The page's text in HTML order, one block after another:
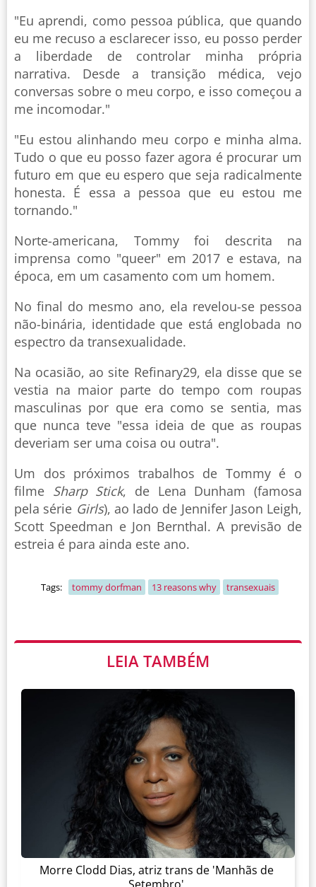
"Eu aprendi, como pessoa pública, que quando
eu me recuso a esclarecer isso, eu posso perder
a liberdade de controlar minha própria
narrativa. Desde a transição médica, vejo
conversas sobre o meu corpo, e isso começou a
me incomodar."
"Eu estou alinhando meu corpo e minha alma.
Tudo o que eu posso fazer agora é procurar um
futuro em que eu espero que seja radicalmente
honesta. É essa a pessoa que eu estou me
tornando."
Norte-americana, Tommy foi descrita na
imprensa como "queer" em 2017 e estava, na
época, em um casamento com um homem.
No final do mesmo ano, ela revelou-se pessoa
não-binária, identidade que está englobada no
espectro da transexualidade.
Na ocasião, ao site Refinary29, ela disse que se
vestia na maior parte do tempo com roupas
masculinas por que era como se sentia, mas
que nunca teve "essa ideia de que as roupas
deveriam ser uma coisa ou outra".
Um dos próximos trabalhos de Tommy é o
filme Sharp Stick, de Lena Dunham (famosa
pela série Girls), ao lado de Jennifer Jason Leigh,
Scott Speedman e Jon Bernthal. A previsão de
estreia é para ainda este ano.
Tags: tommy dorfman 13 reasons why transexuais
LEIA TAMBÉM
Morre Clodd Dias, atriz trans de 'Manhãs de